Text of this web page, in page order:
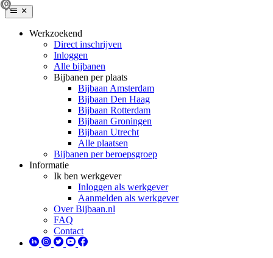
Werkzoekend
Direct inschrijven
Inloggen
Alle bijbanen
Bijbanen per plaats
Bijbaan Amsterdam
Bijbaan Den Haag
Bijbaan Rotterdam
Bijbaan Groningen
Bijbaan Utrecht
Alle plaatsen
Bijbanen per beroepsgroep
Informatie
Ik ben werkgever
Inloggen als werkgever
Aanmelden als werkgever
Over Bijbaan.nl
FAQ
Contact